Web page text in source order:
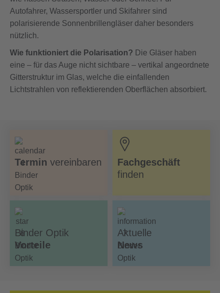
Autofahrer, Wassersportler und Skifahrer sind
polarisierende Sonnenbrillengläser daher besonders
nützlich.
Wie funktioniert die Polarisation? Die Gläser haben
eine – für das Auge nicht sichtbare – vertikal angeordnete
Gitterstruktur im Glas, welche die einfallenden
Lichtstrahlen von reflektierenden Oberflächen absorbiert.
Termin vereinbaren
Fachgeschäft
finden
Binder Optik
Vorteile
Aktuelle
News